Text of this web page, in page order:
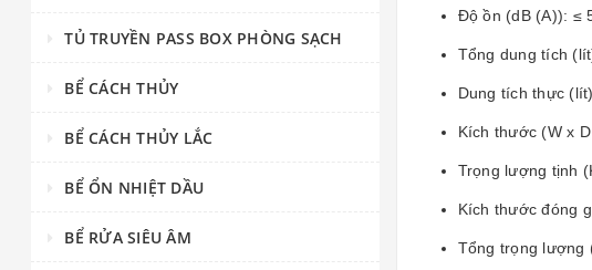
Độ ồn (dB (A)): ≤
Tổng dung tích
Dung tích thực
Kích thước (W x
Trọng lượng tịnh
Kích thước đóng
Tổng trọng lượng
TỦ TRUYỀN PASS BOX PHÒNG SẠCH
BỂ CÁCH THỦY
BỂ CÁCH THỦY LẮC
BỂ ỔN NHIỆT DẦU
BỂ RỬA SIÊU ÂM